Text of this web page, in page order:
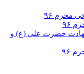
۹۶
۹۶
حضرت علی (ع) و
۹۶